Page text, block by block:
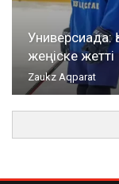
Универсиада:
жеңіске жетті
Zaukz Aqparat